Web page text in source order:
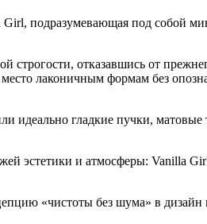
Girl, подразумевающая под собой
отказавшись от
лаконичным формам без
гладкие пучки,
эстетики и атмосферы: Vanilla
«чистоты без шума» в